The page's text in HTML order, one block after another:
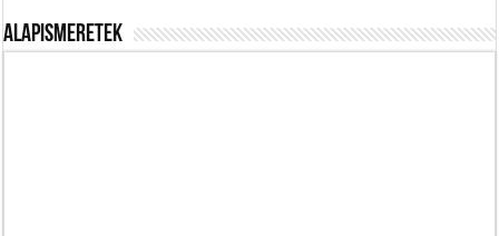
Alapismeretek